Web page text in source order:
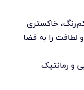
خاکستری
را به فضا
و رمانتیک